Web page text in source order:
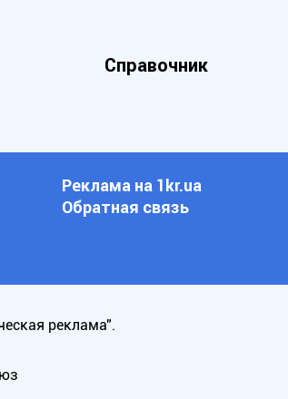
Справочник
Реклама на 1kr.ua
Обратная связь
реклама".